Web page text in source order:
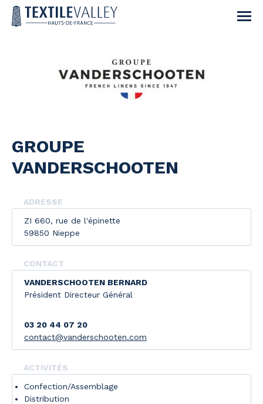
GROUPE
VANDERSCHOOTEN
ADRESSE
ZI 660, rue de l'épinette
59850 Nieppe
CONTACT
VANDERSCHOOTEN BERNARD
Président Directeur Général
03 20 44 07 20
contact@vanderschooten.com
ACTIVITÉS
Confection/Assemblage
Distribution